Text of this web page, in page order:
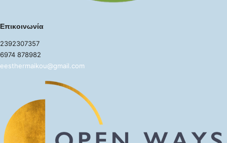
Επικοινωνία
2392307357
6974 878982
eesthermaikou@gmail.com